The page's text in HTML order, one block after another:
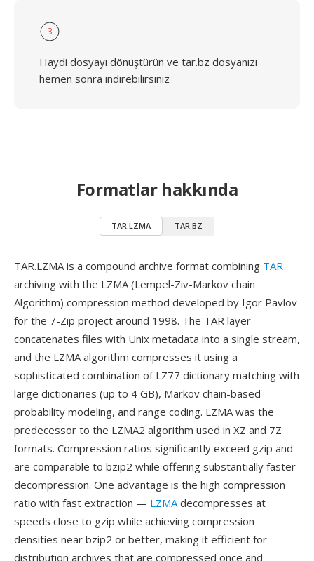
3
Haydi dosyayı dönüştürün ve tar.bz dosyanızı
hemen sonra indirebilirsiniz
Formatlar hakkında
TAR.LZMA TAR.BZ
TAR.LZMA is a compound archive format combining TAR
archiving with the LZMA (Lempel-Ziv-Markov chain
Algorithm) compression method developed by Igor Pavlov
for the 7-Zip project around 1998. The TAR layer
concatenates files with Unix metadata into a single stream,
and the LZMA algorithm compresses it using a
sophisticated combination of LZ77 dictionary matching with
large dictionaries (up to 4 GB), Markov chain-based
probability modeling, and range coding. LZMA was the
predecessor to the LZMA2 algorithm used in XZ and 7Z
formats. Compression ratios significantly exceed gzip and
are comparable to bzip2 while offering substantially faster
decompression. One advantage is the high compression
ratio with fast extraction — LZMAdecompresses at
speeds close to gzip while achieving compression
densities near bzip2 or better, making it efficient for
distribution archives that are compressed once and